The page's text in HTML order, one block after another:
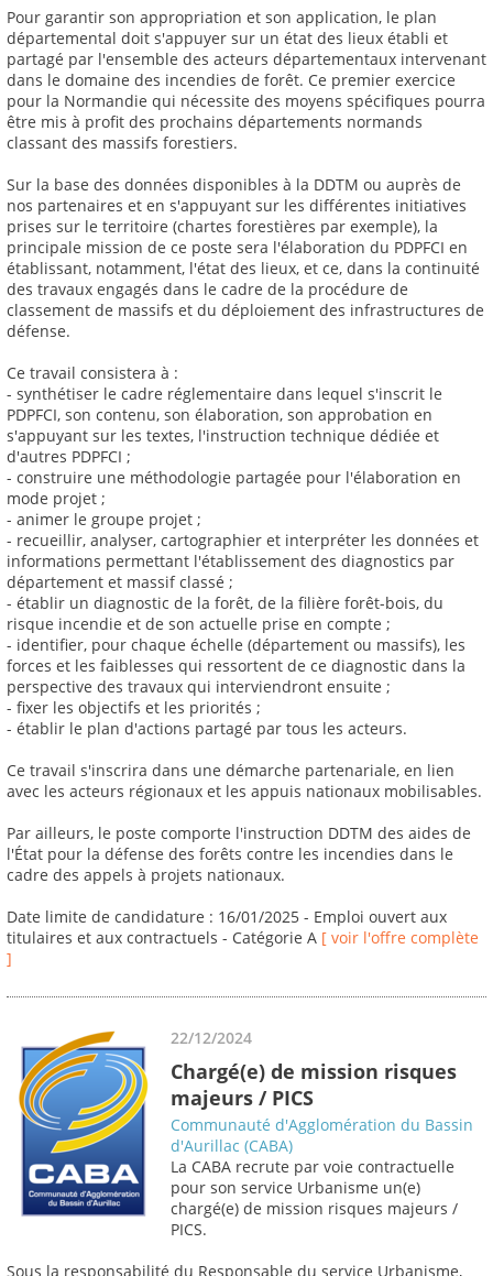
Pour garantir son appropriation et son application, le plan
départemental doit s'appuyer sur un état des lieux établi et
partagé par l'ensemble des acteurs départementaux intervenant
dans le domaine des incendies de forêt. Ce premier exercice
pour la Normandie qui nécessite des moyens spécifiques pourra
être mis à profit des prochains départements normands
classant des massifs forestiers.
Sur la base des données disponibles à la DDTM ou auprès de
nos partenaires et en s'appuyant sur les différentes initiatives
prises sur le territoire (chartes forestières par exemple), la
principale mission de ce poste sera l'élaboration du PDPFCI en
établissant, notamment, l'état des lieux, et ce, dans la continuité
des travaux engagés dans le cadre de la procédure de
classement de massifs et du déploiement des infrastructures de
défense.
Ce travail consistera à :
- synthétiser le cadre réglementaire dans lequel s'inscrit le
PDPFCI, son contenu, son élaboration, son approbation en
s'appuyant sur les textes, l'instruction technique dédiée et
d'autres PDPFCI ;
- construire une méthodologie partagée pour l'élaboration en
mode projet ;
- animer le groupe projet ;
- recueillir, analyser, cartographier et interpréter les données et
informations permettant l'établissement des diagnostics par
département et massif classé ;
- établir un diagnostic de la forêt, de la filière forêt-bois, du
risque incendie et de son actuelle prise en compte ;
- identifier, pour chaque échelle (département ou massifs), les
forces et les faiblesses qui ressortent de ce diagnostic dans la
perspective des travaux qui interviendront ensuite ;
- fixer les objectifs et les priorités ;
- établir le plan d'actions partagé par tous les acteurs.
Ce travail s'inscrira dans une démarche partenariale, en lien
avec les acteurs régionaux et les appuis nationaux mobilisables.
Par ailleurs, le poste comporte l'instruction DDTM des aides de
l'État pour la défense des forêts contre les incendies dans le
cadre des appels à projets nationaux.
Date limite de candidature : 16/01/2025 - Emploi ouvert aux
titulaires et aux contractuels - Catégorie A [ voir l'offre complète
]
22/12/2024
Chargé(e) de mission risques
majeurs / PICS
Communauté d'Agglomération du Bassin
d'Aurillac (CABA)
La CABA recrute par voie contractuelle
pour son service Urbanisme un(e)
chargé(e) de mission risques majeurs /
PICS.
Sous la responsabilité du Responsable du service Urbanisme,